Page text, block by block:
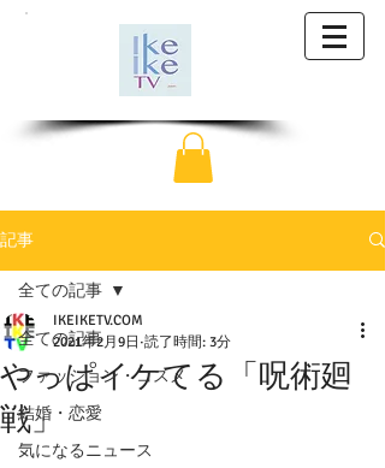
記事
全ての記事
ファッション・コスメ
結婚・恋愛
気になるニュース
全ての記事
やっぱイケてる「呪術廻
戦」
IKEIKETV.COM
2021年2月9日 読了時間: 3分